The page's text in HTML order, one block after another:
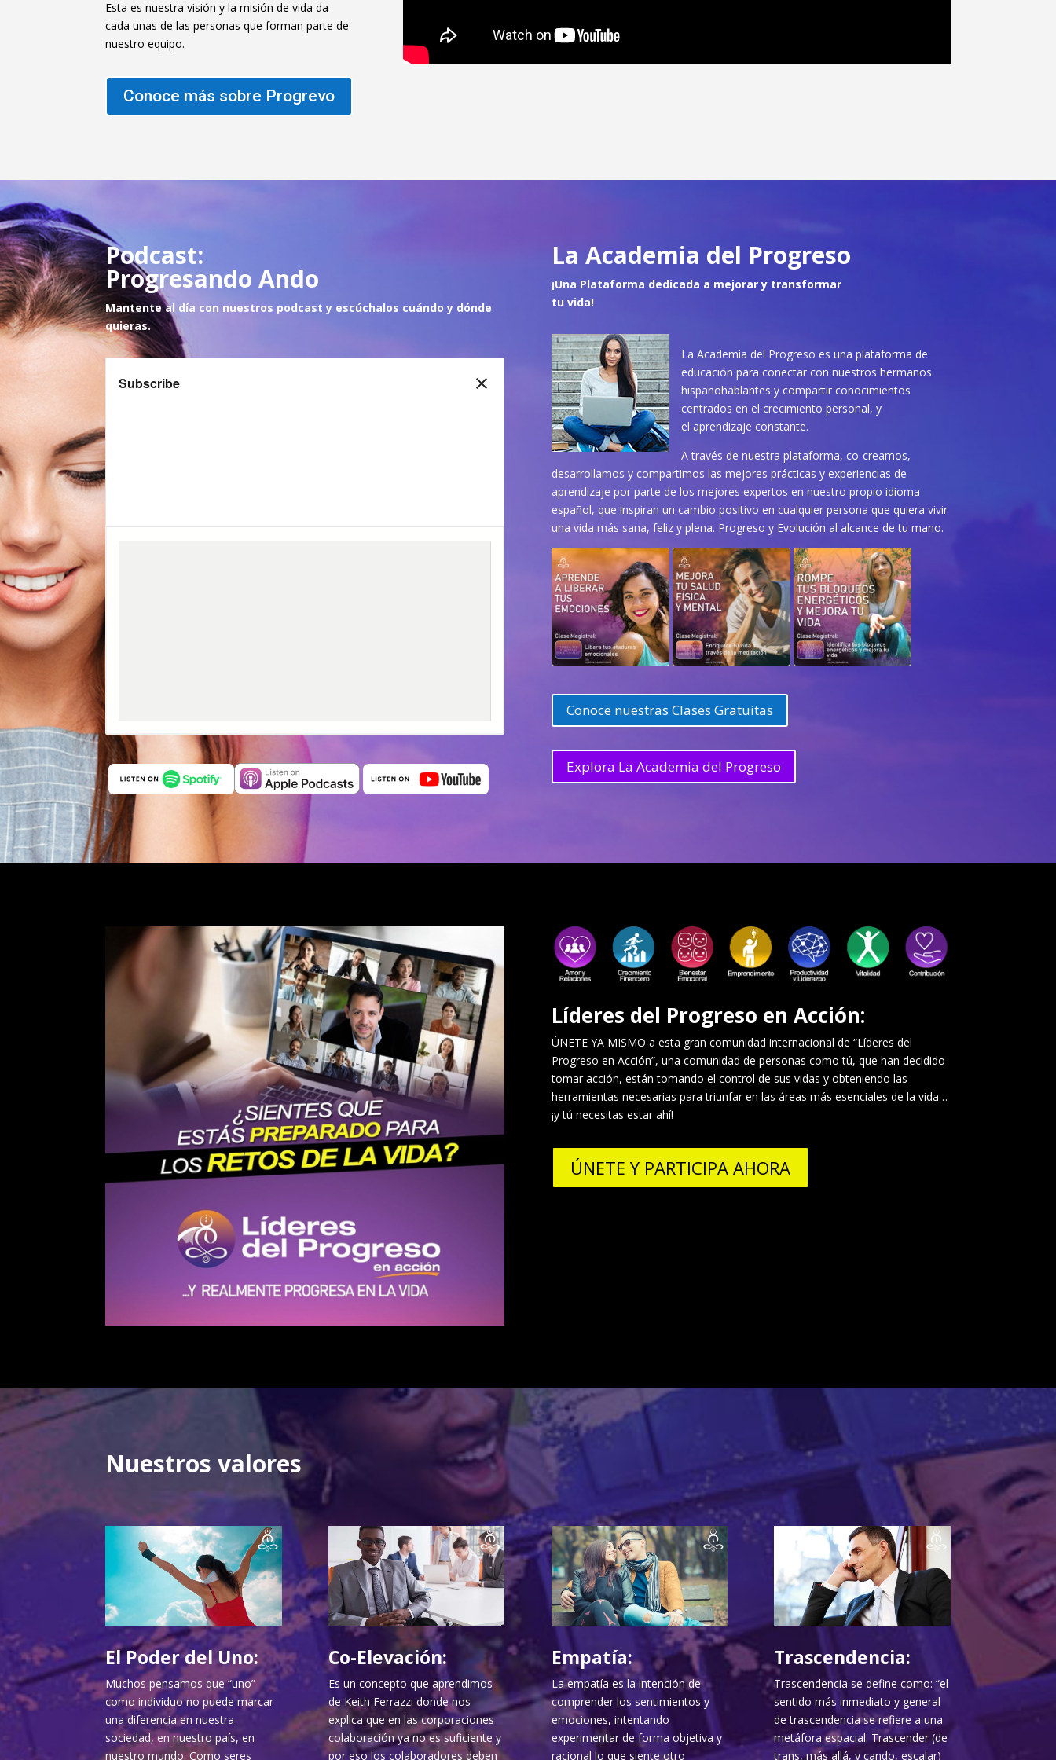
Esta es nuestra visión y la misión de vida da
cada unas de las personas que forman parte de
nuestro equipo.
Conoce más sobre Progrevo
Podcast:
Progresando Ando
Mantente al día con nuestros podcast y escúchalos cuándo y dónde
quieras.
La Academia del Progreso
¡Una Plataforma dedicada a mejorar y transformar
tu vida!
La Academia del Progreso es una plataforma de
educación para conectar con nuestros hermanos
hispanohablantes y compartir conocimientos
centrados en el crecimiento personal, y
el aprendizaje constante.
A través de nuestra plataforma, co-creamos,
desarrollamos y compartimos las mejores prácticas y experiencias de
aprendizaje por parte de los mejores expertos en nuestro propio idioma
español, que inspiran un cambio positivo en cualquier persona que quiera vivir
una vida más sana, feliz y plena. Progreso y Evolución al alcance de tu mano.
Conoce nuestras Clases Gratuitas
Explora La Academia del Progreso
Líderes del Progreso en Acción:
ÚNETE YA MISMO a esta gran comunidad internacional de “Líderes del
Progreso en Acción”, una comunidad de personas como tú, que han decidido
tomar acción, están tomando el control de sus vidas y obteniendo las
herramientas necesarias para triunfar en las áreas más esenciales de la vida…
¡y tú necesitas estar ahí!
ÚNETE Y PARTICIPA AHORA
Nuestros valores
El Poder del Uno:
Muchos pensamos que “uno”
como individuo no puede marcar
una diferencia en nuestra
sociedad, en nuestro país, en
nuestro mundo. Como seres
Co-Elevación:
Es un concepto que aprendimos
de Keith Ferrazzi donde nos
explica que en las corporaciones
colaboración ya no es suficiente y
por eso los colaboradores deben
Empatía:
La empatía es la intención de
comprender los sentimientos y
emociones, intentando
experimentar de forma objetiva y
racional lo que siente otro
Trascendencia:
Trascendencia se define como: “el
sentido más inmediato y general
de trascendencia se refiere a una
metáfora espacial. Trascender (de
trans, más allá, y cando, escalar)